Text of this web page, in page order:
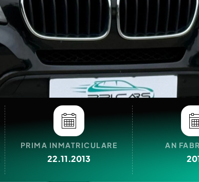
PRIMA INMATRICULARE
22.11.2013
AN